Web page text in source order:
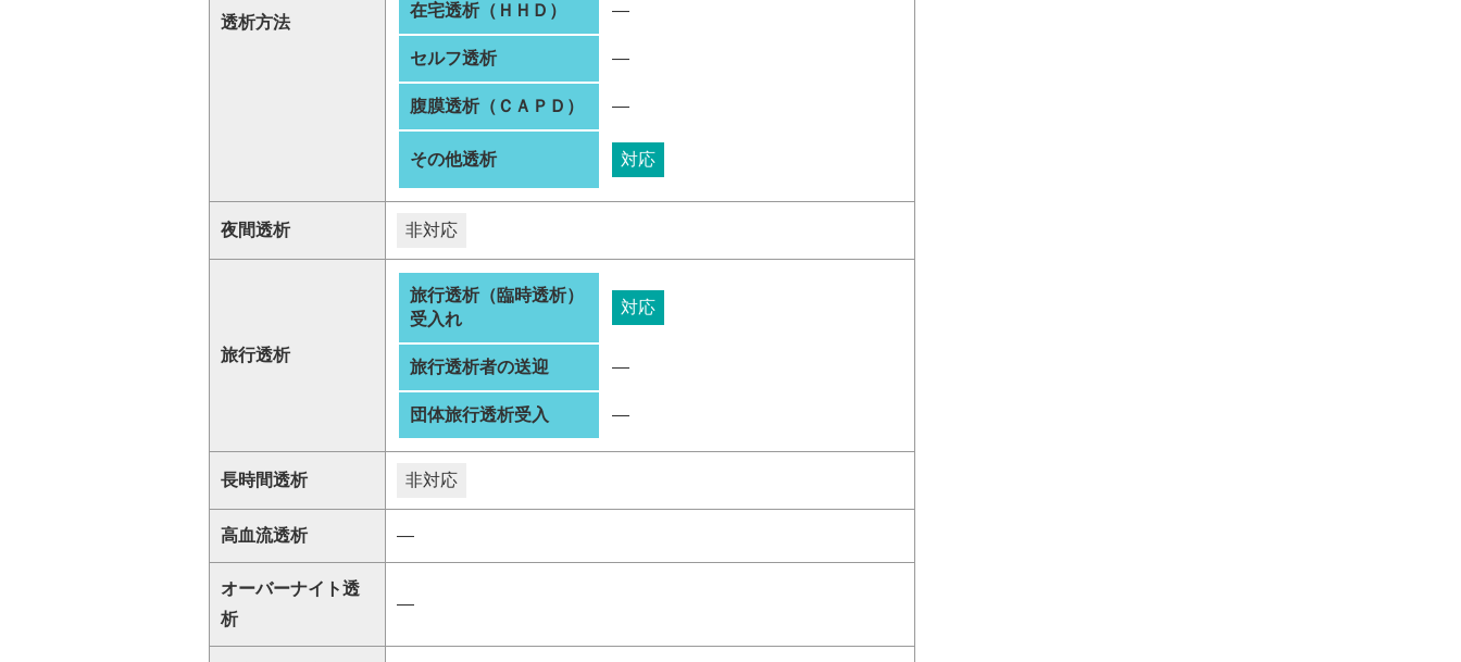
透析方法
在宅透析（ＨＨＤ） ―
セルフ透析 ―
腹膜透析（ＣＡＰＤ） ―
その他透析 対応
夜間透析 非対応
旅行透析
旅行透析（臨時透析）
受入れ
対応
旅行透析者の送迎 ―
団体旅行透析受入 ―
長時間透析 非対応
高血流透析 ―
オーバーナイト透
析
―